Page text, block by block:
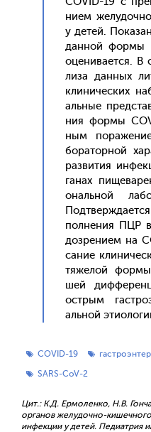
ни­ем
у де­тей.
дан­ной фор­мы
оце­нива­ет­ся. В
лиза дан­ных
кли­ничес­ких
аль­ные
ния фор­мы
ным
бора­тор­ной
раз­ви­тия
га­нах
ональ­ной
пол­не­ния ПЦР
доз­ре­ни­ем на
сание
тя­желой
шей
ос­трым
аль­ной
COVID-19
SARS-CoV-2
Цит.: К.Д. Ермоленко, Н.В.
органов желудочно-
инфекции у детей. Педиатрия